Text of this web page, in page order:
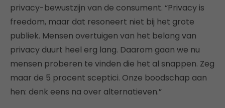
privacy-bewustzijn van de consument. “Privacy is
freedom, maar dat resoneert niet bij het grote
publiek. Mensen overtuigen van het belang van
privacy duurt heel erg lang. Daarom gaan we nu
mensen proberen te vinden die het al snappen. Zeg
maar de 5 procent sceptici. Onze boodschap aan
hen: denk eens na over alternatieven.”